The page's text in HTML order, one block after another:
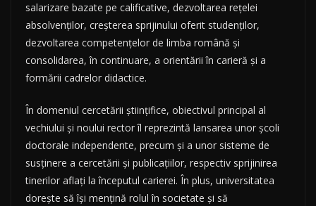
salarizare bazate pe calificative, dezvoltarea reţelei
absolvenţilor, creşterea sprijinului oferit studenţilor,
dezvoltarea competenţelor de limba română şi
consolidarea, în continuare, a orientării în carieră şi a
formării cadrelor didactice.
În domeniul cercetării ştiinţifice, obiectivul principal al
vechiului şi noului rector îl reprezintă lansarea unor şcoli
doctorale independente, precum şi a unor sisteme de
susţinere a cercetării şi publicaţiilor, respectiv sprijinirea
tinerilor aflaţi la începutul carierei. În plus, universitatea
doreşte să îşi menţină rolul în societate şi să